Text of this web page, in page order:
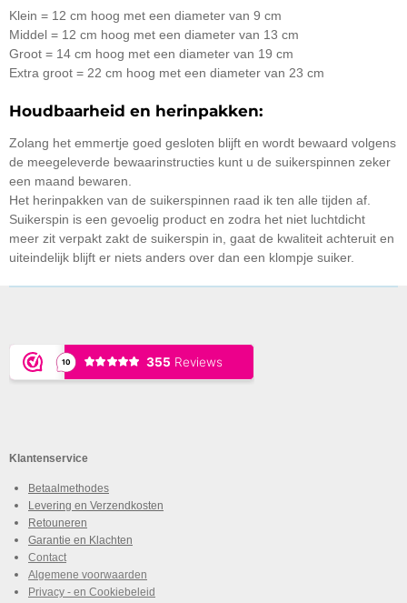
Klein = 12 cm hoog met een diameter van 9 cm
Middel = 12 cm hoog met een diameter van 13 cm
Groot = 14 cm hoog met een diameter van 19 cm
Extra groot = 22 cm hoog met een diameter van 23 cm
Houdbaarheid en herinpakken:
Zolang het emmertje goed gesloten blijft en wordt bewaard volgens
de meegeleverde bewaarinstructies kunt u de suikerspinnen zeker
een maand bewaren.
Het herinpakken van de suikerspinnen raad ik ten alle tijden af.
Suikerspin is een gevoelig product en zodra het niet luchtdicht
meer zit verpakt zakt de suikerspin in, gaat de kwaliteit achteruit en
uiteindelijk blijft er niets anders over dan een klompje suiker.
Klantenservice
Betaalmethodes
Levering en Verzendkosten
Retouneren
Garantie en Klachten
Contact
Algemene voorwaarden
Privacy - en Cookiebeleid